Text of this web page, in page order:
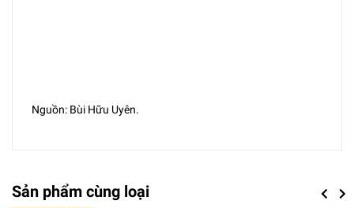
Nguồn: Bùi Hữu Uyên.
Sản phẩm cùng loại Previous
Next